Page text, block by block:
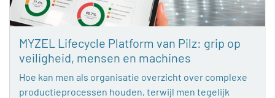
MYZEL Lifecycle Platform van Pilz: grip op
veiligheid, mensen en machines
Hoe kan men als organisatie overzicht over complexe
productieprocessen houden, terwijl men tegelijk